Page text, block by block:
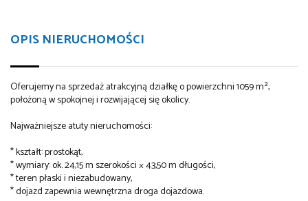
OPIS NIERUCHOMOŚCI
Oferujemy na sprzedaż atrakcyjną działkę o powierzchni 1059 m²,
położoną w spokojnej i rozwijającej się okolicy.
Najważniejsze atuty nieruchomości:
* kształt: prostokąt,
* wymiary: ok. 24,15 m szerokości × 43,50 m długości,
* teren płaski i niezabudowany,
* dojazd zapewnia wewnętrzna droga dojazdowa.